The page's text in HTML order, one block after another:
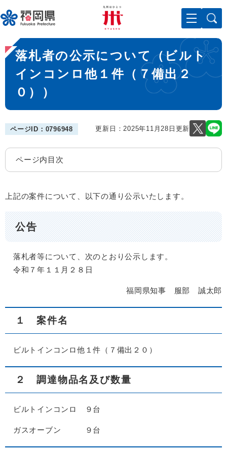
ー
ジ
先
頭
メニューを飛ばして本文へ
本
文
落札者の公示について（ビルト
インコンロ他１件（７備出２
０））
ページID：0796948 更新日：2025年11月28日更新
ページ内目次
上記の案件について、以下の通り公示いたします。
公告
落札者等について、次のとおり公示します。
令和７年１１月２８日
福岡県知事 服部 誠太郎
１ 案件名
ビルトインコンロ他１件（７備出２０）
２ 調達物品名及び数量
ビルトインコンロ ９台
ガスオーブン ９台